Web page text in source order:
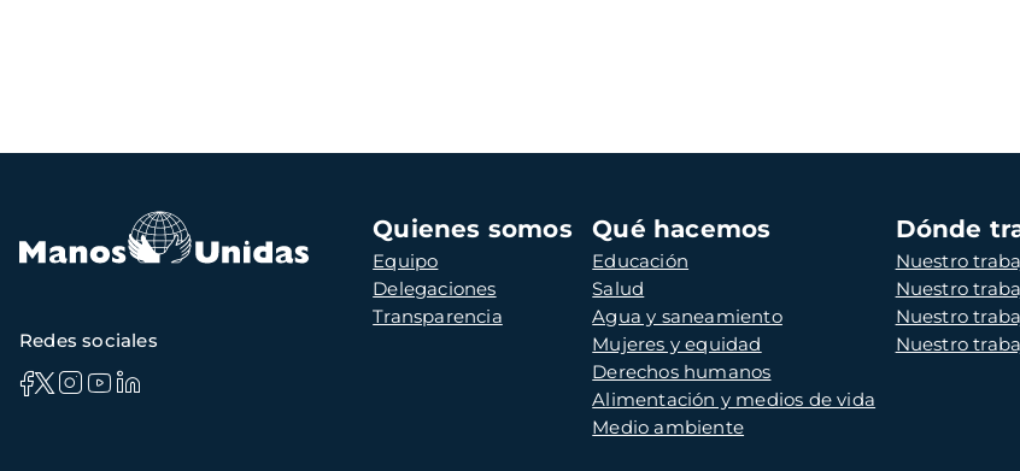
Navegación
principal
Quienes somos
Equipo
Delegaciones
Transparencia
Qué hacemos
Educación
Salud
Agua y saneamiento
Mujeres y equidad
Derechos humanos
Alimentación y medios de vida
Medio ambiente
Dónde
Nuestro
Nuestro
Nuestro
Nuestro
Redes sociales